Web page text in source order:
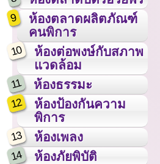
9
ห้องตลาดผลิตภัณฑ์
คนพิการ
10
ห้องต่อพงษ์กับสภาพ
แวดล้อม
11 ห้องธรรมะ
12
ห้องป้องกันความ
พิการ
13 ห้องเพลง
14 ห้องภัยพิบัติ